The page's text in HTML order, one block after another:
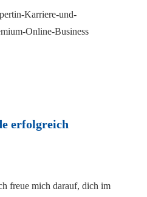
erfolgreich
freue mich darauf, dich im